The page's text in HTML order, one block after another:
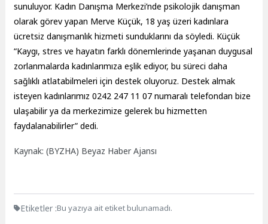
sunuluyor. Kadın Danışma Merkezi’nde psikolojik danışman
olarak görev yapan Merve Küçük, 18 yaş üzeri kadınlara
ücretsiz danışmanlık hizmeti sunduklarını da söyledi. Küçük
“Kaygı, stres ve hayatın farklı dönemlerinde yaşanan duygusal
zorlanmalarda kadınlarımıza eşlik ediyor, bu süreci daha
sağlıklı atlatabilmeleri için destek oluyoruz. Destek almak
isteyen kadınlarımız 0242 247 11 07 numaralı telefondan bize
ulaşabilir ya da merkezimize gelerek bu hizmetten
faydalanabilirler” dedi.
Kaynak: (BYZHA) Beyaz Haber Ajansı
Etiketler :Bu yazıya ait etiket bulunamadı.